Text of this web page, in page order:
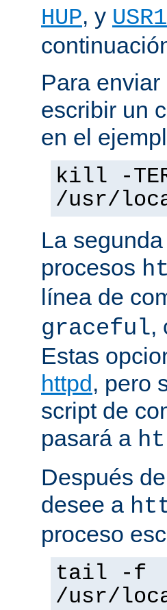
HUP, y USR1
Para
escribir un
en el
kill -
/usr/
La
procesos
línea de
graceful,
Estas
httpd, pero
script de
pasará a
Después
desee a
proceso
tail -f
/usr/